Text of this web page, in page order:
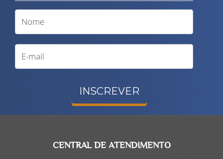
INSCREVER
CENTRAL DE ATENDIMENTO